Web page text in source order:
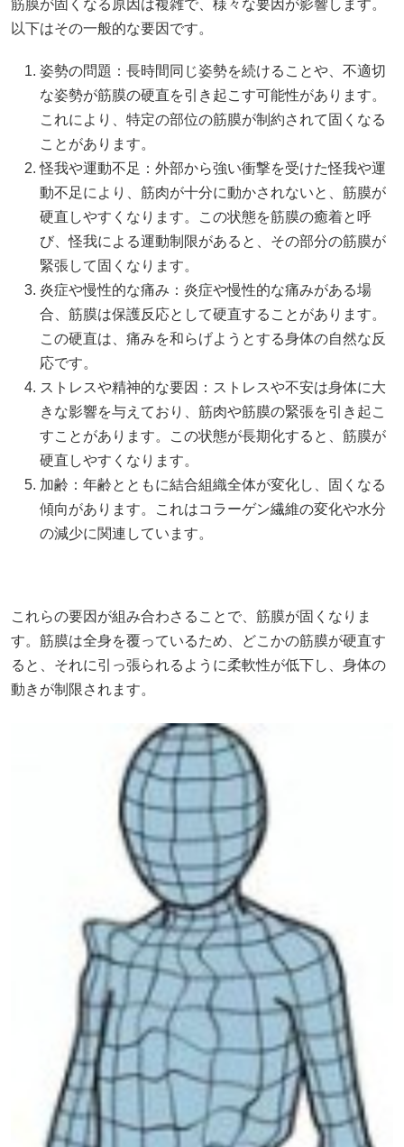
筋膜が固くなる原因は複雑で、様々な要因が影響します。
以下はその一般的な要因です。
姿勢の問題：長時間同じ姿勢を続けることや、不適切
な姿勢が筋膜の硬直を引き起こす可能性があります。
これにより、特定の部位の筋膜が制約されて固くなる
ことがあります。
怪我や運動不足：外部から強い衝撃を受けた怪我や運
動不足により、筋肉が十分に動かされないと、筋膜が
硬直しやすくなります。この状態を筋膜の癒着と呼
び、怪我による運動制限があると、その部分の筋膜が
緊張して固くなります。
炎症や慢性的な痛み：炎症や慢性的な痛みがある場
合、筋膜は保護反応として硬直することがあります。
この硬直は、痛みを和らげようとする身体の自然な反
応です。
ストレスや精神的な要因：ストレスや不安は身体に大
きな影響を与えており、筋肉や筋膜の緊張を引き起こ
すことがあります。この状態が長期化すると、筋膜が
硬直しやすくなります。
加齢：年齢とともに結合組織全体が変化し、固くなる
傾向があります。これはコラーゲン繊維の変化や水分
の減少に関連しています。
これらの要因が組み合わさることで、筋膜が固くなりま
す。筋膜は全身を覆っているため、どこかの筋膜が硬直す
ると、それに引っ張られるように柔軟性が低下し、身体の
動きが制限されます。